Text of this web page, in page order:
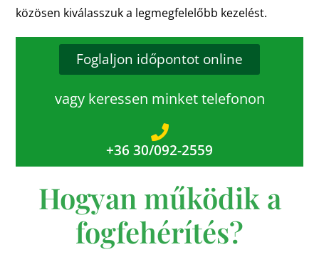
közösen kiválasszuk a legmegfelelőbb kezelést.
Foglaljon időpontot online
vagy keressen minket telefonon
+36 30/092-2559
Hogyan működik a
fogfehérítés?